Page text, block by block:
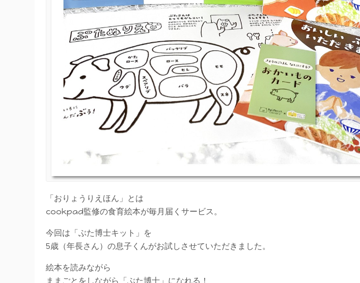
「おりょうりえほん」とは
cookpad監修の食育絵本が毎月届くサービス。
今回は「ぶた博士キット」を
5歳（年長さん）の息子くんがお試しさせていただきました。
絵本を読みながら
ままごとをしながら「ぶた博士」になれる！